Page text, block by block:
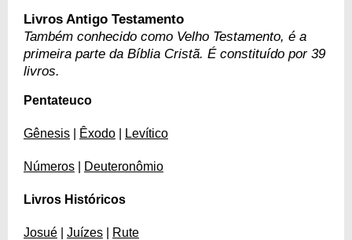
Livros Antigo Testamento
Também conhecido como Velho Testamento, é a
primeira parte da Bíblia Cristã. É constituído por 39
livros.
Pentateuco
Gênesis Êxodo Levítico
Números Deuteronômio
Livros Históricos
Josué Juízes Rute